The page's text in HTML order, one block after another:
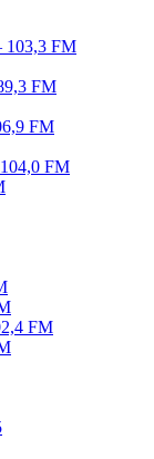
103,3 FM
FM
FM
FM
FM